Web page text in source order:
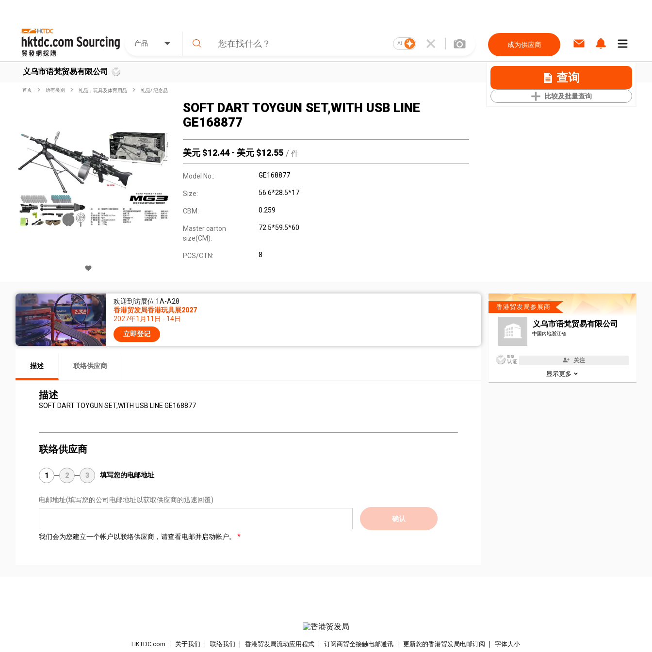
产品 AI 成为供应商
义乌市语梵贸易有限公司 查询
比较及批量查询
首页 所有类別 礼品，玩具及体育用品 礼品/ 纪念品
SOFT DART TOYGUN SET,WITH USB LINE
GE168877
美元 $12.44- 美元 $12.55 / 件
Model No.: GE168877
Size: 56.6*28.5*17
CBM: 0.259
Master carton
size(CM):
72.5*59.5*60
PCS/CTN: 8
欢迎到访展位 1A-A28
香港贸发局香港玩具展2027
2027年1月11日 - 14日
立即登记
描述 联络供应商
描述
SOFT DART TOYGUN SET,WITH USB LINE GE168877
联络供应商
1 2 3 填写您的电邮地址
电邮地址(填写您的公司电邮地址以获取供应商的迅速回覆)
确认
我们会为您建立一个帐户以联络供应商，请查看电邮并启动帐户。
香港贸发局参展商
义乌市语梵贸易有限公司
中国内地浙江省
关注
显示更多
HKTDC.com 关于我们 联络我们 香港贸发局流动应用程式 订阅商贸全接触电邮通讯 更新您的香港贸发局电邮订阅 字体大小